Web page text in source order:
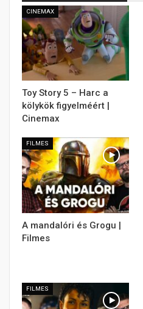
CINEMAX
Toy Story 5 – Harc a
kölykök figyelméért |
Cinemax
FILMES
A mandalóri és Grogu |
Filmes
FILMES